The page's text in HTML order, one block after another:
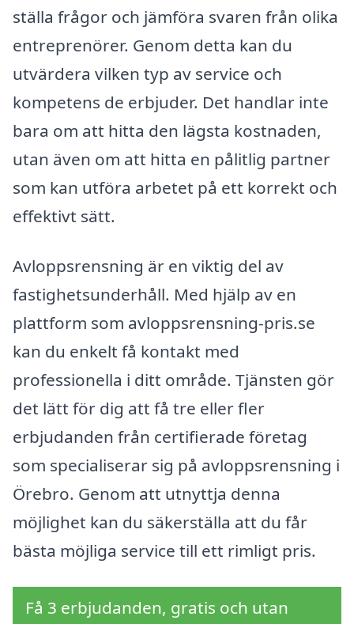
ställa frågor och jämföra svaren från olika
entreprenörer. Genom detta kan du
utvärdera vilken typ av service och
kompetens de erbjuder. Det handlar inte
bara om att hitta den lägsta kostnaden,
utan även om att hitta en pålitlig partner
som kan utföra arbetet på ett korrekt och
effektivt sätt.
Avloppsrensning är en viktig del av
fastighetsunderhåll. Med hjälp av en
plattform som avloppsrensning-pris.se
kan du enkelt få kontakt med
professionella i ditt område. Tjänsten gör
det lätt för dig att få tre eller fler
erbjudanden från certifierade företag
som specialiserar sig på avloppsrensning i
Örebro. Genom att utnyttja denna
möjlighet kan du säkerställa att du får
bästa möjliga service till ett rimligt pris.
Få 3 erbjudanden, gratis och utan